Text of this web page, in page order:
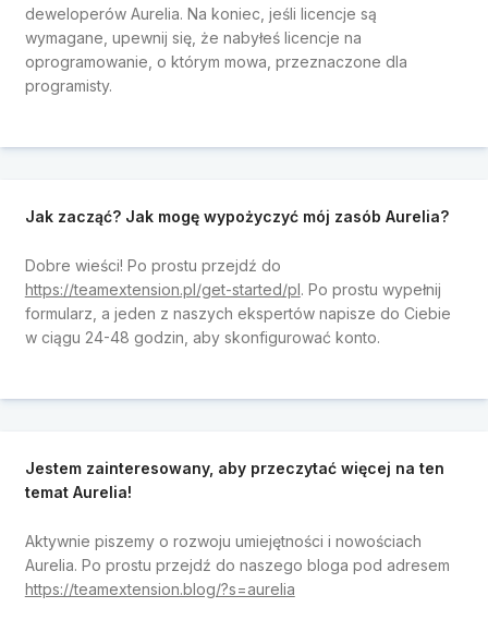
deweloperów Aurelia. Na koniec, jeśli licencje są
wymagane, upewnij się, że nabyłeś licencje na
oprogramowanie, o którym mowa, przeznaczone dla
programisty.
Jak zacząć? Jak mogę wypożyczyć mój zasób Aurelia?
Dobre wieści! Po prostu przejdź do
https://teamextension.pl/get-started/pl. Po prostu wypełnij
formularz, a jeden z naszych ekspertów napisze do Ciebie
w ciągu 24-48 godzin, aby skonfigurować konto.
Jestem zainteresowany, aby przeczytać więcej na ten
temat Aurelia!
Aktywnie piszemy o rozwoju umiejętności i nowościach
Aurelia. Po prostu przejdź do naszego bloga pod adresem
https://teamextension.blog/?s=aurelia